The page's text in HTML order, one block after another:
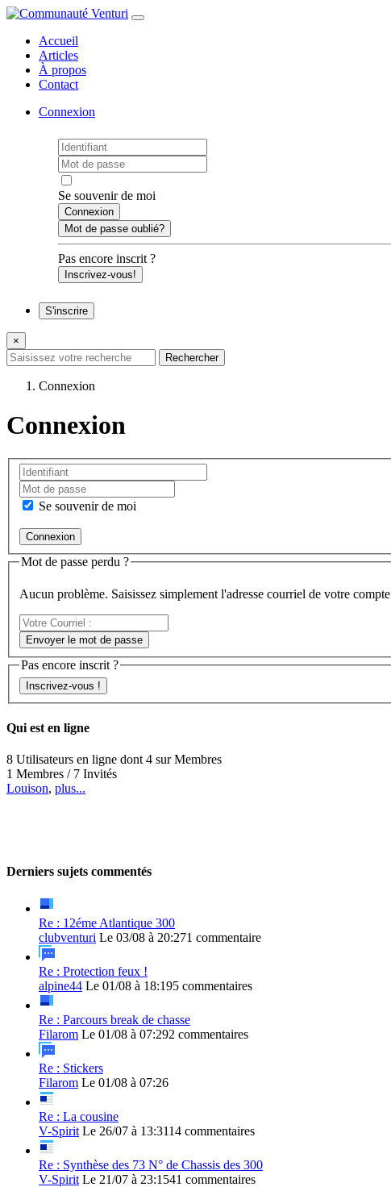
Accueil
Articles
À propos
Contact
Connexion
Se souvenir de moi
Mot de passe oublié?
Pas encore inscrit ?
Inscrivez-vous!
S'inscrire
×
Connexion
Connexion
Se souvenir de moi
Mot de passe perdu ?
Aucun problème. Saisissez simplement l'adresse courriel de votre
Votre
Courriel
:
Envoyer le mot de passe
Pas encore inscrit ?
Inscrivez-vous !
Qui est en ligne
8 Utilisateurs en ligne dont 4 sur Membres
1 Membres / 7 Invités
Louison, plus...
Derniers sujets commentés
Re : 12éme Atlantique 300
clubventuri Le 03/08 à 20:271 commentaire
Re : Protection feux !
alpine44 Le 01/08 à 18:195 commentaires
Re : Parcours break de chasse
Filarom Le 01/08 à 07:292 commentaires
Re : Stickers
Filarom Le 01/08 à 07:26
Re : La cousine
V-Spirit Le 26/07 à 13:3114 commentaires
Re : Synthèse des 73 N° de Chassis des 300
V-Spirit Le 21/07 à 23:1541 commentaires